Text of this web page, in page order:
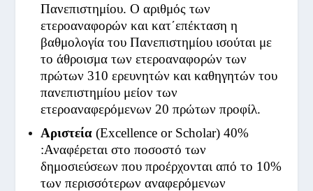
Πανεπιστημίου. Ο αριθμός των
ετεροαναφορών και κατ΄επέκταση η
βαθμολογία του Πανεπιστημίου ισούται με
το άθροισμα των ετεροαναφορών των
πρώτων 310 ερευνητών και καθηγητών του
πανεπιστημίου μείον των
ετεροαναφερόμενων 20 πρώτων προφίλ.
Αριστεία (Excellence or Scholar) 40%
:Αναφέρεται στο ποσοστό των
δημοσιεύσεων που προέρχονται από το 10%
των περισσότερων αναφερόμενων